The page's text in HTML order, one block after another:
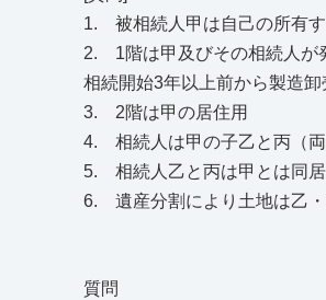
1. 被相続人甲は自己の所有
2. 1階は甲及びその相続人が
相続開始3年以上前から製造卸
3. 2階は甲の居住用
4. 相続人は甲の子乙と丙（両
5. 相続人乙と丙は甲とは同
6. 遺産分割により土地は乙
質問